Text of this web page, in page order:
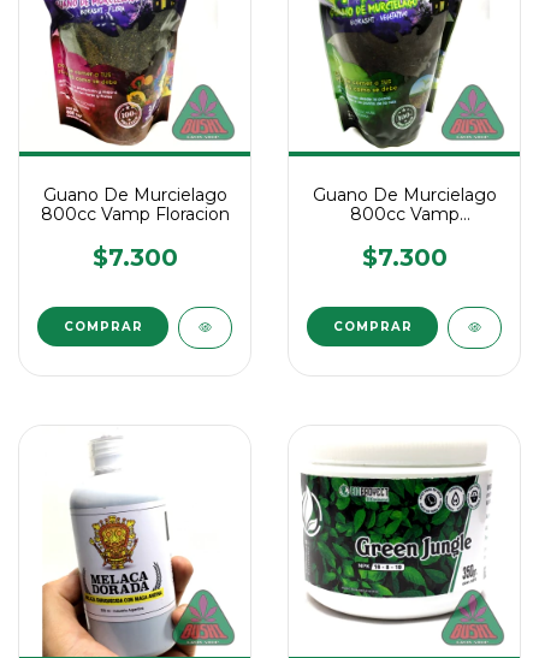
Guano De Murcielago
800cc Vamp Floracion
$7.300
Guano De Murcielago
800cc Vamp
$7.300